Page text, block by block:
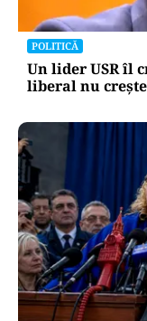
POLITICĂ
Un lider USR îl
liberal nu